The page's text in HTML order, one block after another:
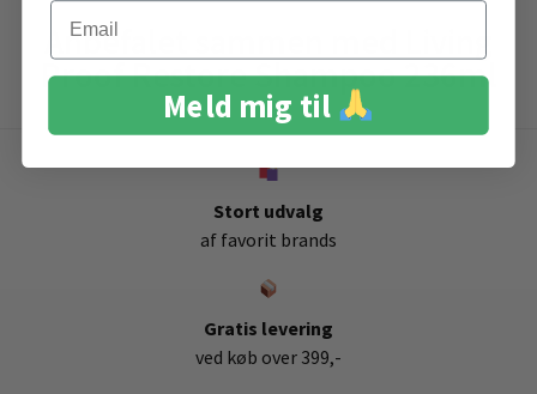
Anbefalet sammen med Living
Proof Restore Shampoo 236ml
Stort udvalg
af favorit brands
Gratis levering
ved køb over 399,-
Email
Meld mig til